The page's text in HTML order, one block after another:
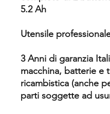
5.2 Ah
Utensile
3 Anni di garanzia
macchina, batterie e
ricambistica (anche
parti soggette ad